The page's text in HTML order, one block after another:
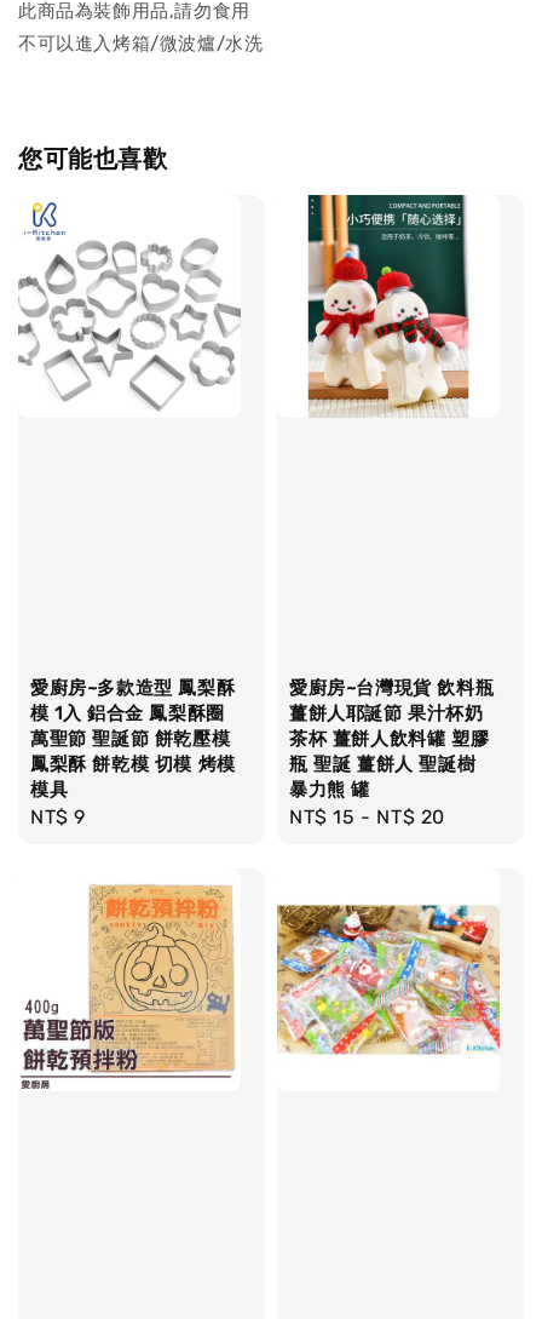
此商品為裝飾用品,請勿食用
不可以進入烤箱/微波爐/水洗
您可能也喜歡
愛廚房~多款造型 鳳梨酥
模 1入 鋁合金 鳳梨酥圈
萬聖節 聖誕節 餅乾壓模
鳳梨酥 餅乾模 切模 烤模
模具
Regular
NT$ 9
愛廚房~台灣現貨 飲料瓶
薑餅人耶誕節 果汁杯奶
茶杯 薑餅人飲料罐 塑膠
瓶 聖誕 薑餅人 聖誕樹
暴力熊 罐
Regular
NT$ 15 - NT$ 20